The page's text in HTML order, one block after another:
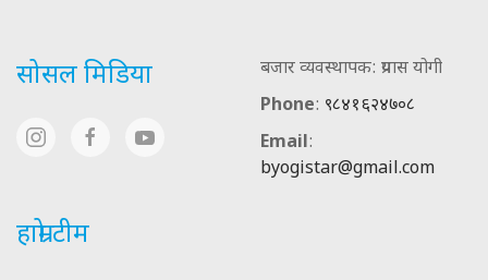
सोसल मिडिया
बजार व्यवस्थापक: प्रयास योगी
Phone: ९८४१६२४७०८
Email:
byogistar@gmail.com
हाम्रो टीम